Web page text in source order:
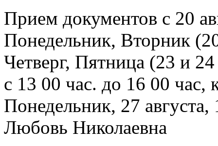
Прием документов с 20
Понедельник, Вторник
Четверг, Пятница (23 и 24
с 13 00 час. до 16 00 час,
Понедельник, 27
Любовь Николаевна